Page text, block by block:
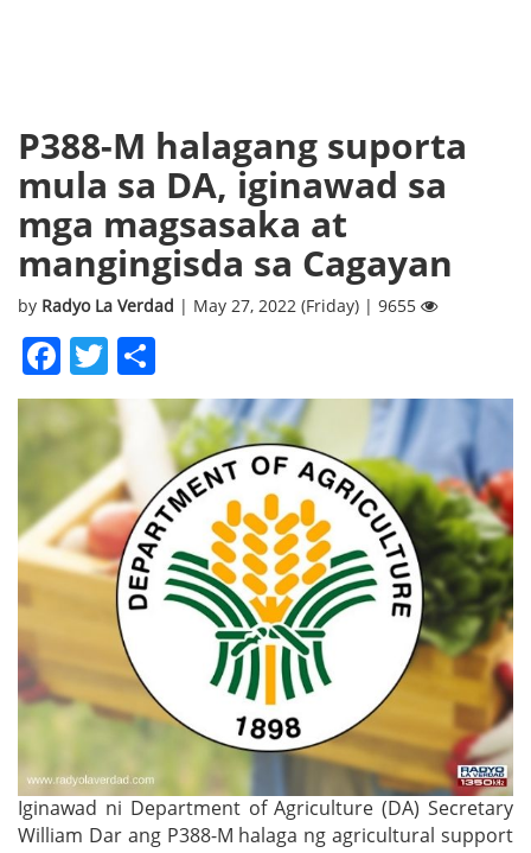
P388-M halagang suporta
mula sa DA, iginawad sa
mga magsasaka at
mangingisda sa Cagayan
by Radyo La Verdad | May 27, 2022 (Friday) | 9655
Facebook
Twitter
Iginawad ni Department of Agriculture (DA) Secretary
William Dar ang P388-M halaga ng agricultural support